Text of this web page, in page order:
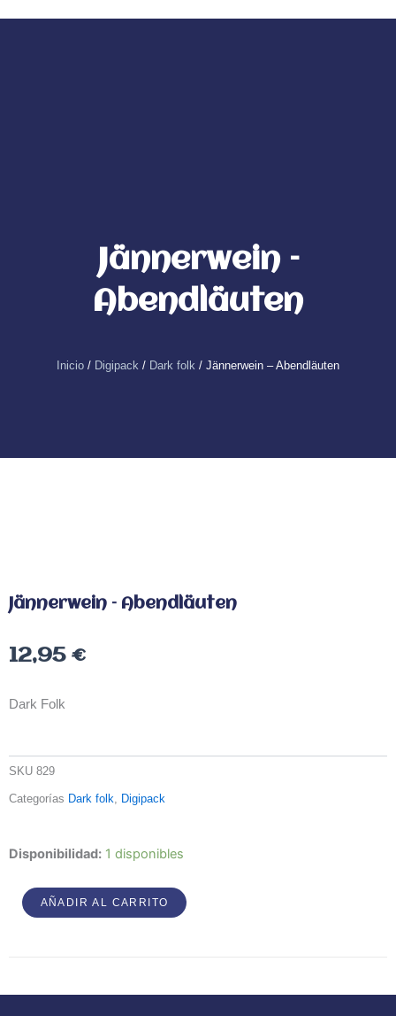
Jännerwein –
Abendläuten
Inicio / Digipack / Dark folk / Jännerwein – Abendläuten
Jännerwein – Abendläuten
12,95 €
Dark Folk
SKU 829
Categorías Dark folk, Digipack
Disponibilidad: 1 disponibles
Jännerwein
Abendläuten
cantidadAÑADIR AL CARRITO